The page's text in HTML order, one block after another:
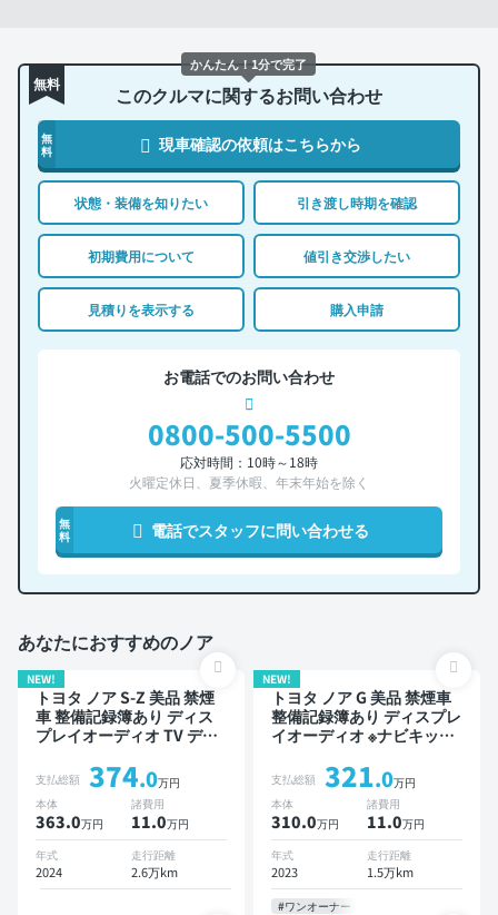
無料 このクルマに関するお問い合わせ
無
料
現車確認の依頼はこちらから
状態・装備を知りたい 引き渡し時期を確認
初期費用について 値引き交渉したい
見積りを表示する 購入申請
お電話でのお問い合わせ
0800-500-5500
応対時間：10時～18時
火曜定休日、夏季休暇、年末年始を除く
無
料
電話でスタッフに問い合わせる
あなたにおすすめのノア
NEW!
トヨタ ノア S-Z 美品 禁煙
車 整備記録簿あり ディス
プレイオーディオ TV デジ
クルーズ 3列シート スマー
トキー ETC バックモニタ
ー ドライブレコーダー 衝
突軽減 両側電動スライドド
ア 7人乗り
支払総額 374.0万円
本体
363.0万円
諸費用
11.0万円
年式
2024
走行距離
2.6万km
NEW!
トヨタ ノア G 美品 禁煙車
整備記録簿あり ディスプレ
イオーディオ ※ナビキット
列シート スマートキー
ETC バックモニター 衝突
軽減 片側電動スライドドア
7人乗り
支払総額 321.0万円
本体
310.0万円
諸費用
11.0万円
年式
2023
走行距離
1.5万km
#ワンオーナー
かんたん！1分で完了